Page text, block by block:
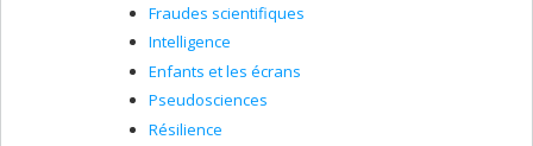
l’«Effet Flynn» qui met en évidence l’augmentation
transgénérationnelle des scores de QI.
Le second volet concerne le fonctionnement de la
science sous les angles de la fraude scientifique et les
Fraudes scientifiques
Intelligence
Enfants et les écrans
Pseudosciences
Résilience